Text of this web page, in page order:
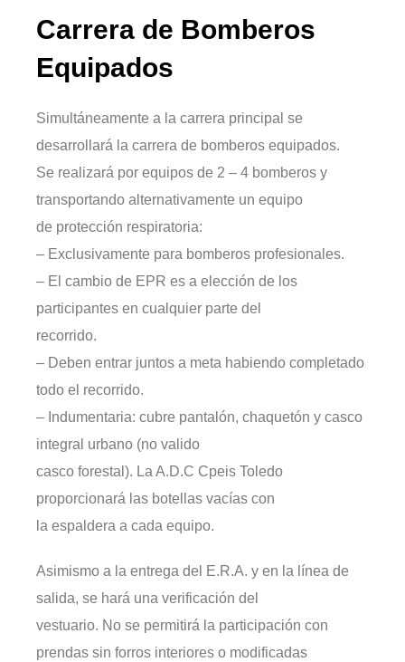
Carrera de Bomberos
Equipados
Simultáneamente a la carrera principal se
desarrollará la carrera de bomberos equipados.
Se realizará por equipos de 2 – 4 bomberos y
transportando alternativamente un equipo
de protección respiratoria:
– Exclusivamente para bomberos profesionales.
– El cambio de EPR es a elección de los
participantes en cualquier parte del
recorrido.
– Deben entrar juntos a meta habiendo completado
todo el recorrido.
– Indumentaria: cubre pantalón, chaquetón y casco
integral urbano (no valido
casco forestal). La A.D.C Cpeis Toledo
proporcionará las botellas vacías con
la espaldera a cada equipo.
Asimismo a la entrega del E.R.A. y en la línea de
salida, se hará una verificación del
vestuario. No se permitirá la participación con
prendas sin forros interiores o modificadas